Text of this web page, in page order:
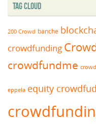
Tag Cloud
200 Crowd banche
crowdfunding
crowdfundme
eppela equity